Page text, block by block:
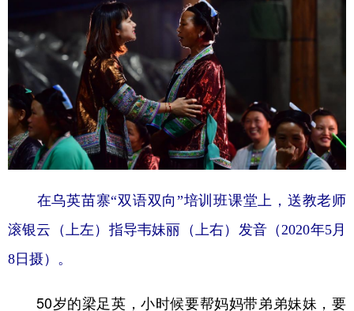
在乌英苗寨“双语双向”培训班课堂上，送教老师
滚银云（上左）指导韦妹丽（上右）发音（2020年5月
8日摄）。
50岁的梁足英，小时候要帮妈妈带弟弟妹妹，要